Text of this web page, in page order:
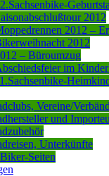
2012
2012 –
2012
– Büroumzug
im
Vereine/
und
Unterkünfte
Seiten